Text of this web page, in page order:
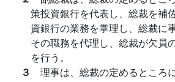
策投資銀行を代表し、総裁を補
資銀行の業務を掌理し、総裁に
その職務を代理し、総裁が欠員
を行う。
３ 理事は、総裁の定めるところ